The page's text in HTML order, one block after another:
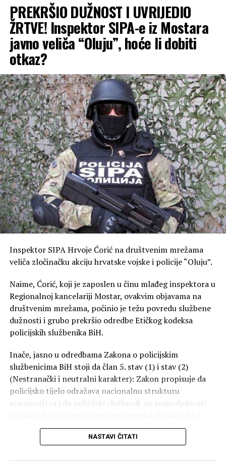
PREKRŠIO DUŽNOST I UVRIJEDIO
ŽRTVE! Inspektor SIPA-e iz Mostara
javno veliča “Oluju”, hoće li dobiti
otkaz?
Inspektor SIPA Hrvoje Ćorić na društvenim mrežama
veliča zločinačku akciju hrvatske vojske i policije “Oluju”.
Naime, Ćorić, koji je zaposlen u činu mlađeg inspektora u
Regionalnoj kancelariji Mostar, ovakvim objavama na
društvenim mrežama, počinio je težu povredu službene
dužnosti i grubo prekršio odredbe Etičkog kodeksa
policijskih službenika BiH.
Inače, jasno u odredbama Zakona o policijskim
službenicima BiH stoji da član 5. stav (1) i stav (2)
(Nestranački i neutralni karakter): Zakon propisuje da
policijsko tijelo odražava nacionalnu strukturu
stanovništva i da policijski službenik ne smije djelovati
nacionalnu neutralnost. Javna promocija jednostranih
ratnih narativa od strane ovlaštenog službenog lica
Takođe, Član 105. stav (1) tačka 9. (Teža povreda
NASTAVI ČITATI